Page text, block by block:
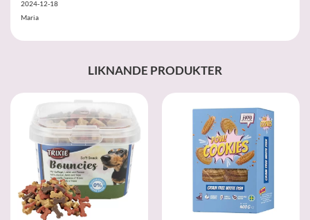
2024-12-18
Maria
LIKNANDE PRODUKTER